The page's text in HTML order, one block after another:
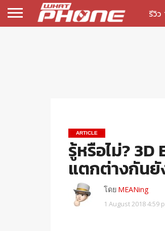
รีวิว
ARTICLE
รู้หรือไม่?
แตกต่างกันยั
โดย MEANing
1 August 2018 4:59